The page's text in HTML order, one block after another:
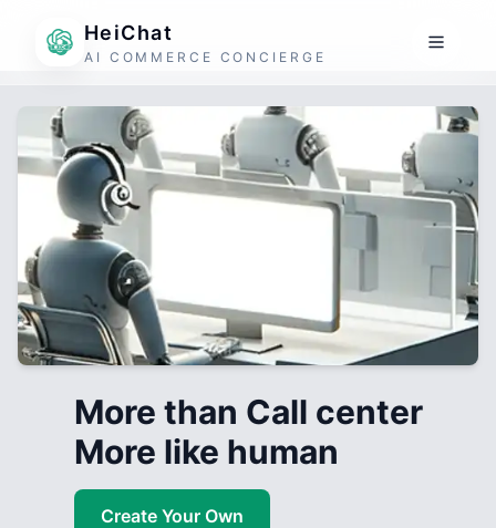
HeiChat
AI COMMERCE CONCIERGE
More than Call center
More like human
Create Your Own